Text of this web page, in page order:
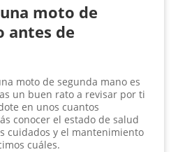
moto de
antes de
moto de segunda mano es
un buen rato a revisar por ti
en unos cuantos
conocer el estado de salud
cuidados y el mantenimiento
cuáles.